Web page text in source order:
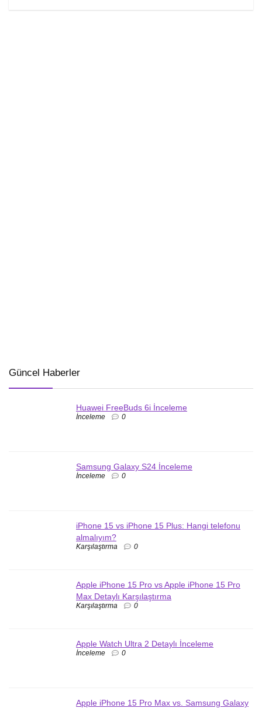
Güncel Haberler
Huawei FreeBuds 6i İnceleme
İnceleme 0
Samsung Galaxy S24 İnceleme
İnceleme 0
iPhone 15 vs iPhone 15 Plus: Hangi telefonu
almalıyım?
Karşılaştırma 0
Apple iPhone 15 Pro vs Apple iPhone 15 Pro
Max Detaylı Karşılaştırma
Karşılaştırma 0
Apple Watch Ultra 2 Detaylı İnceleme
İnceleme 0
Apple iPhone 15 Pro Max vs. Samsung Galaxy